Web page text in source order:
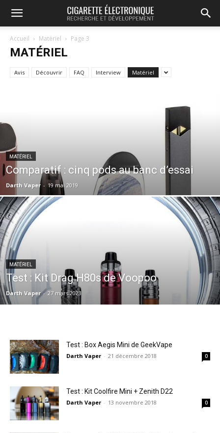
Accueil Matériel Page 3
MATÉRIEL
Avis Découvrir FAQ Interview Matériel
MATÉRIEL
Comparatif : cinq pods au banc d’essai
Darth Vaper - 19 mai 2019
MATÉRIEL
Test : Kit Drag H80s de Voopoo
Darth Vaper - 27 mars 2023
Test : Box Aegis Mini de GeekVape
Darth Vaper - 21 décembre 2018 0
Test : Kit Coolfire Mini + Zenith D22
Darth Vaper - 13 novembre 2018 0